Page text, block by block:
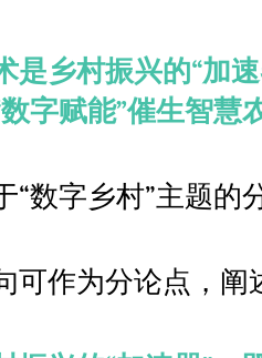
是乡村振兴的“加
字赋能”催生智慧
“数字乡村”主题的
可作为分论点，